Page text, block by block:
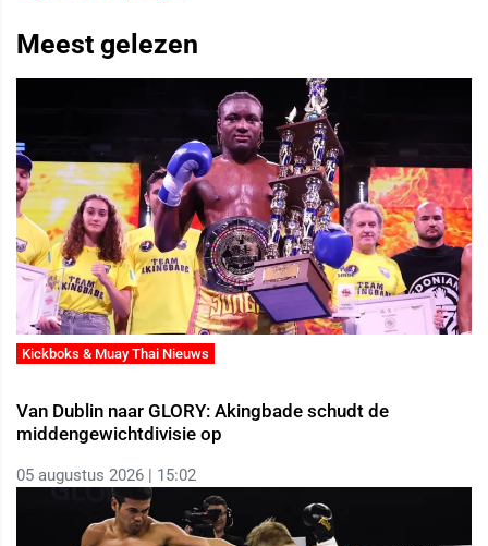
Meest gelezen
Kickboks & Muay Thai Nieuws
Van Dublin naar GLORY: Akingbade schudt de
middengewichtdivisie op
05 augustus 2026 | 15:02